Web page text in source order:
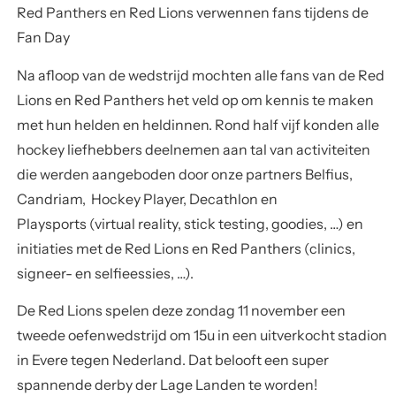
Red Panthers en Red Lions verwennen fans tijdens de
Fan Day
Na afloop van de wedstrijd mochten alle fans van de Red
Lions en Red Panthers het veld op om kennis te maken
met hun helden en heldinnen. Rond half vijf konden alle
hockey liefhebbers deelnemen aan tal van activiteiten
die werden aangeboden door onze partners Belfius,
Candriam, Hockey Player, Decathlon en
Playsports (virtual reality, stick testing, goodies, …) en
initiaties met de Red Lions en Red Panthers (clinics,
signeer- en selfieessies, …).
De Red Lions spelen deze zondag 11 november een
tweede oefenwedstrijd om 15u in een uitverkocht stadion
in Evere tegen Nederland. Dat belooft een super
spannende derby der Lage Landen te worden!